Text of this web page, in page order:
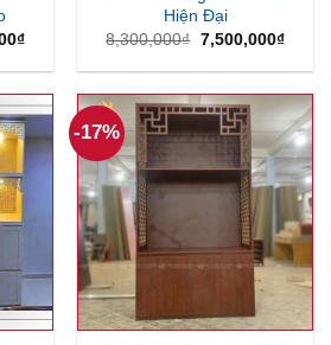
₫Giá
tại
7,500,000₫.
Hiện Đại
8,300,000₫ Giá
là:
7,500,000₫Giá
tại
-17%